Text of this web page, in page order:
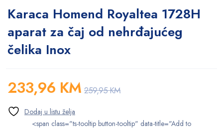
Karaca Homend Royaltea 1728H
aparat za čaj od nehrđajućeg
čelika Inox
259,95KM
233,96 KM
<span class="ts-tooltip button-tooltip" data-title="Add to